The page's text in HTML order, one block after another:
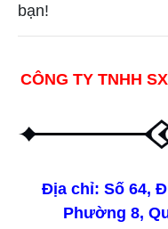
bạn!
CÔNG TY TNHH
Địa chỉ: Số 64,
Phường 8,